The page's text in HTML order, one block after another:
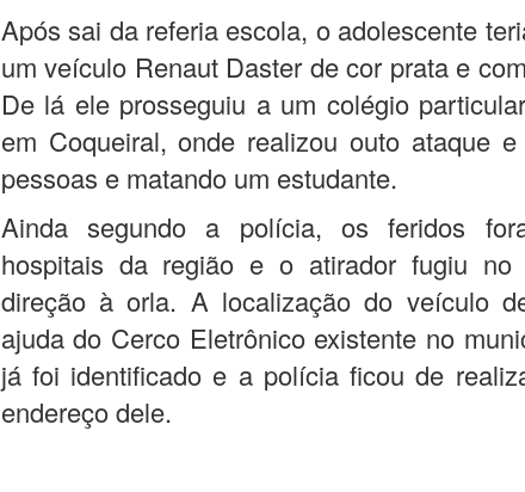
Após sai da referia escola, o adolescente
um veículo Renaut Daster de cor prata e
De lá ele prosseguiu a um colégio
em Coqueiral, onde realizou outo ataque
pessoas e matando um estudante.
Ainda segundo a polícia, os feridos
hospitais da região e o atirador fugiu no
direção à orla. A localização do veículo
ajuda do Cerco Eletrônico existente no
já foi identificado e a polícia ficou de
endereço dele.